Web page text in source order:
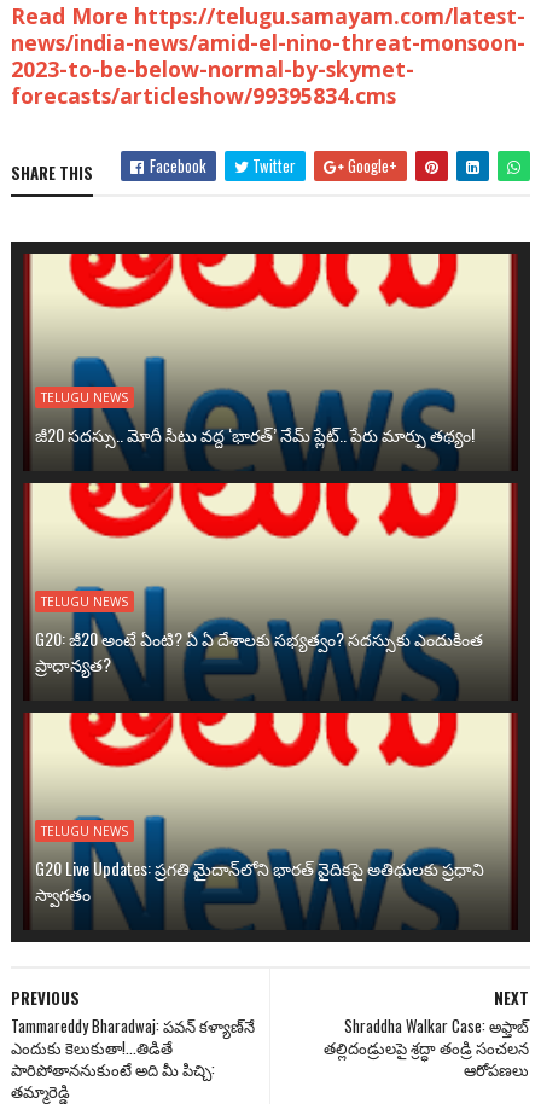
Read More https://telugu.samayam.com/latest-
news/india-news/amid-el-nino-threat-monsoon-
2023-to-be-below-normal-by-skymet-
forecasts/articleshow/99395834.cms
SHARE THIS Facebook Twitter Google+
TELUGU NEWS
జీ20 సదస్సు.. మోదీ సీటు వద్ద ‘భారత్’ నేమ్ ప్లేట్‌.. పేరు మార్పు తథ్యం!
TELUGU NEWS
G20: జీ20 అంటే ఏంటి? ఏ ఏ దేశాలకు సభ్యత్వం? సదస్సుకు ఎందుకింత
ప్రాధాన్యత?
TELUGU NEWS
G20 Live Updates: ప్రగతి మైదాన్‌లోని భారత్ వైదికపై అతిథులకు ప్రధాని
స్వాగతం
NEXT
Shraddha Walkar Case: అఫ్తాబ్
తల్లిదండ్రులపై శ్రద్ధా తండ్రి సంచలన
ఆరోపణలు
PREVIOUS
Tammareddy Bharadwaj: ప‌వ‌న్ క‌ళ్యాణ్‌నే
ఎందుకు కెలుకుతా!...తిడితే
పారిపోతాన‌నుకుంటే అది మీ పిచ్చి:
త‌మ్మారెడ్డి